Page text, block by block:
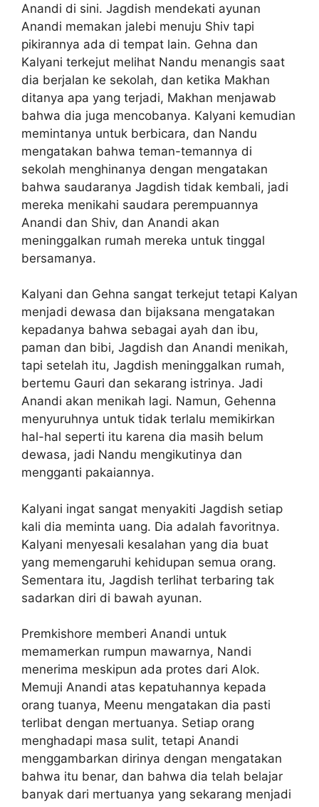
Anandi di sini. Jagdish mendekati ayunan
Anandi memakan jalebi menuju Shiv tapi
pikirannya ada di tempat lain. Gehna dan
Kalyani terkejut melihat Nandu menangis saat
dia berjalan ke sekolah, dan ketika Makhan
ditanya apa yang terjadi, Makhan menjawab
bahwa dia juga mencobanya. Kalyani kemudian
memintanya untuk berbicara, dan Nandu
mengatakan bahwa teman-temannya di
sekolah menghinanya dengan mengatakan
bahwa saudaranya Jagdish tidak kembali, jadi
mereka menikahi saudara perempuannya
Anandi dan Shiv, dan Anandi akan
meninggalkan rumah mereka untuk tinggal
bersamanya.
Kalyani dan Gehna sangat terkejut tetapi Kalyan
menjadi dewasa dan bijaksana mengatakan
kepadanya bahwa sebagai ayah dan ibu,
paman dan bibi, Jagdish dan Anandi menikah,
tapi setelah itu, Jagdish meninggalkan rumah,
bertemu Gauri dan sekarang istrinya. Jadi
Anandi akan menikah lagi. Namun, Gehenna
menyuruhnya untuk tidak terlalu memikirkan
hal-hal seperti itu karena dia masih belum
dewasa, jadi Nandu mengikutinya dan
mengganti pakaiannya.
Kalyani ingat sangat menyakiti Jagdish setiap
kali dia meminta uang. Dia adalah favoritnya.
Kalyani menyesali kesalahan yang dia buat
yang memengaruhi kehidupan semua orang.
Sementara itu, Jagdish terlihat terbaring tak
sadarkan diri di bawah ayunan.
Premkishore memberi Anandi untuk
memamerkan rumpun mawarnya, Nandi
menerima meskipun ada protes dari Alok.
Memuji Anandi atas kepatuhannya kepada
orang tuanya, Meenu mengatakan dia pasti
terlibat dengan mertuanya. Setiap orang
menghadapi masa sulit, tetapi Anandi
menggambarkan dirinya dengan mengatakan
bahwa itu benar, dan bahwa dia telah belajar
banyak dari mertuanya yang sekarang menjadi